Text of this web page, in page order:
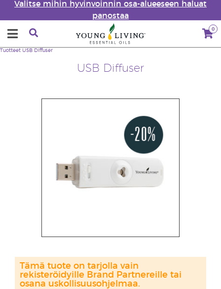
Valitse mihin hyvinvoinnin osa-alueeseen haluat
panostaa
0
USB Diffuser
Tuotteet USB Diffuser
Tämä tuote on tarjolla vain
rekisteröidyille Brand Partnereille tai
osana uskollisuusohjelmaa.